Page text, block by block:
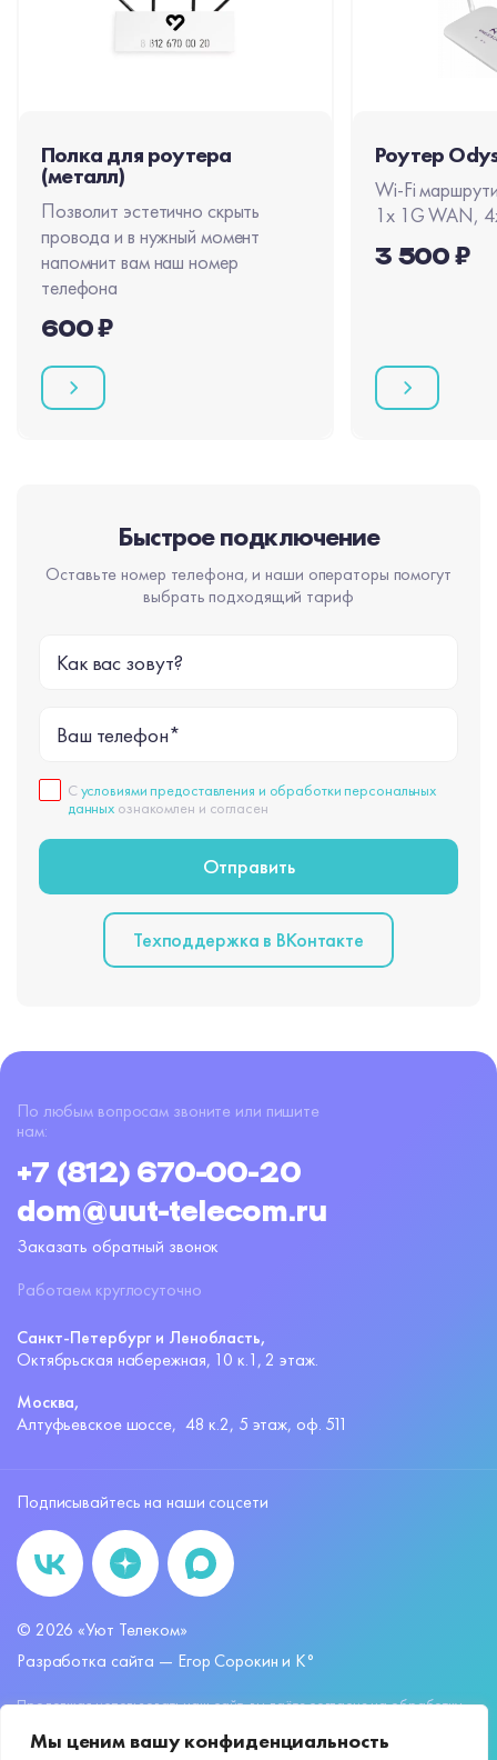
Мы ценим вашу конфиденциальность
Полка для роутера
(металл)
Позволит эстетично скрыть
провода и в нужный момент
напомнит вам наш номер
телефона
600 ₽
Роутер
Wi-Fi
1x 1G WAN,
3 500 ₽
Быстрое подключение
Оставьте номер телефона, и наши операторы помогут
выбрать подходящий тариф
Как вас зовут?
Ваш телефон*
Сусловиями предоставления и обработки персональных
данных ознакомлен и согласен
Техподдержка в BКонтакте
По любым вопросам звоните или пишите
нам:
+7 (812) 670-00-20
dom@uut-telecom.ru
Заказать обратный звонок
Работаем круглосуточно
Санкт-Петербург и Ленобласть,
Октябрьская набережная, 10 к.1, 2 этаж.
Москва,
Алтуфьевское шоссе, 48 к.2, 5 этаж, оф. 511
Подписывайтесь на наши соцсети
© 2026 «Уют Телеком»
Разработка сайта — Егор Сорокин и K°
Продолжая использовать наш сайт, вы даёте согласие на обработку
Политикой обработки персональных данных.